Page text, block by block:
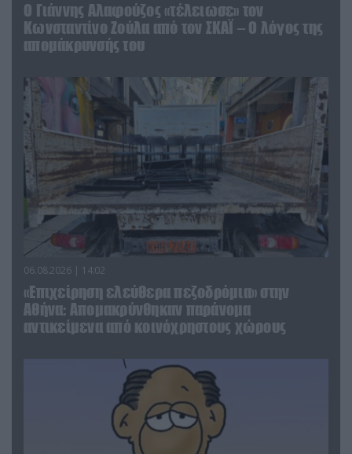
Ο Γιάννης Αλαφούζος «τέλειωσε» τον
Κωνσταντίνο Ζούλα από τον ΣΚΑΪ – Ο λόγος της
απομάκρυνσής του
06.08.2026 | 14:02
«Επιχείρηση ελεύθερα πεζοδρόμια» στην
Αθήνα: Απομακρύνθηκαν παράνομα
αντικείμενα από κοινόχρηστους χώρους